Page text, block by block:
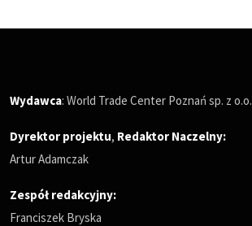
Wydawca: World Trade Center Poznań sp. z o.o.
Dyrektor projektu, Redaktor Naczelny:
Artur Adamczak
Zespół redakcyjny:
Franciszek Bryska